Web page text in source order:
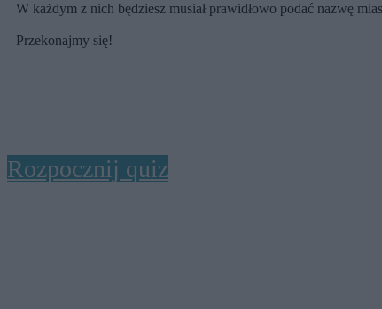
W każdym z nich będziesz musiał prawidłowo podać nazwę
Przekonajmy się!
Rozpocznij quiz